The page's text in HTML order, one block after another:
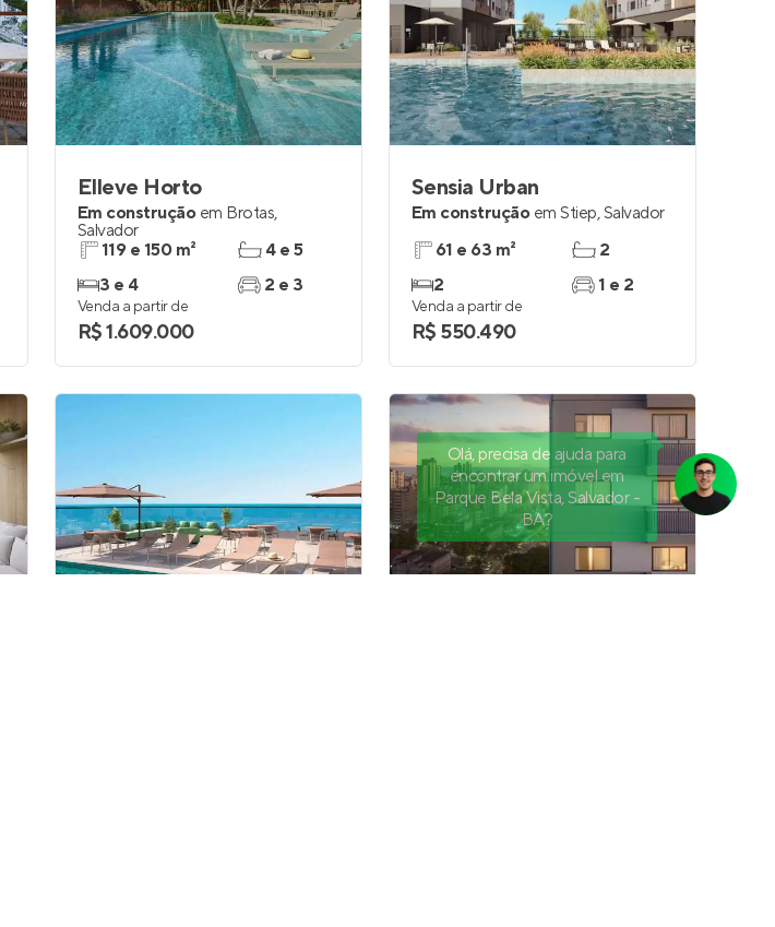
Elleve Horto
Em construção em Brotas,
Salvador
119 e 150 m²
3 e 4
4 e 5
2 e 3
Venda a partir de
R$ 1.609.000
Sensia Urban
Em construção em Stiep,Salvador
61 e 63 m²
2
2
1 e 2
Venda a partir de
R$ 550.490
Olá, precisa de ajuda para
encontrar um imóvel em
Parque Bela Vista, Salvador -
BA?